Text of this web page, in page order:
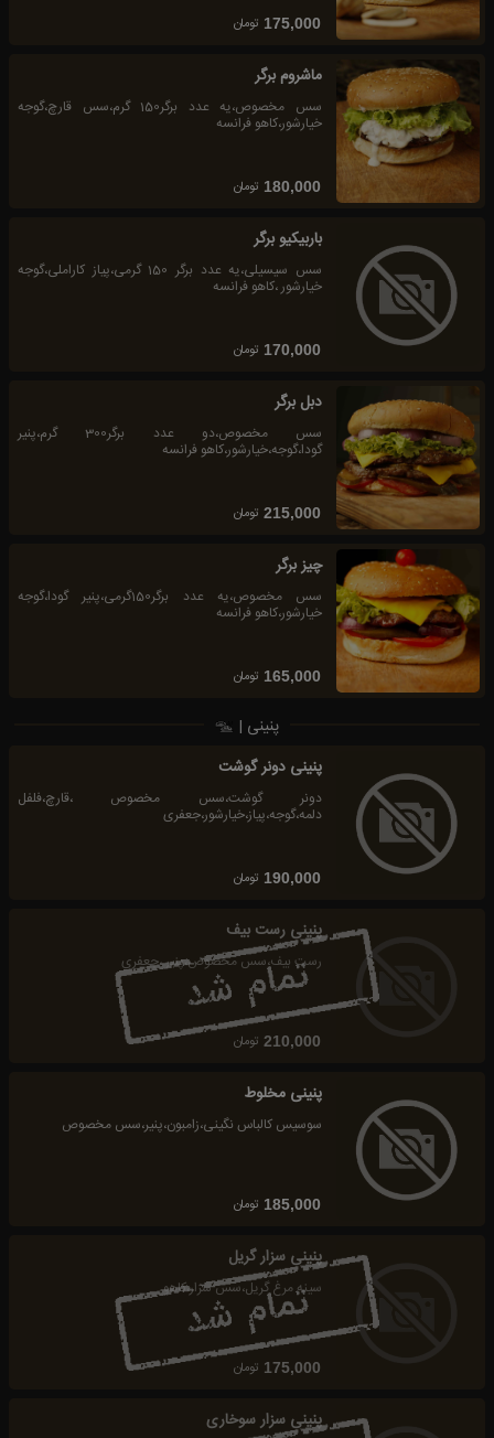
175,000 تومان
ماشروم برگر
سس مخصوص،یه عدد برگر150 گرم،سس قارچ،گوجه
خیارشور،کاهو فرانسه
180,000 تومان
باربیکیو برگر
سس سیسیلی،یه عدد برگر 150 گرمی،پیاز کاراملی،گوجه
خیارشور ،کاهو فرانسه
170,000 تومان
دبل برگر
سس مخصوص،دو عدد برگر300 گرم،پنیر
گودا،گوجه،خیارشور،کاهو فرانسه
215,000 تومان
چیز برگر
سس مخصوص،یه عدد برگر150گرمی،پنیر گودا،گوجه
خیارشور،کاهو فرانسه
165,000 تومان
پنینی |
پنینی دونر گوشت
دونر گوشت،سس مخصوص ،قارچ،فلفل
دلمه،گوجه،پیاز،خیارشور،جعفری
190,000 تومان
پنینی رست بیف
رست بیف،سس مخصوص،پنیر ،جعفری
210,000 تومان
پنینی مخلوط
سوسیس کالباس نگینی،زامبون،پنیر،سس مخصوص
185,000 تومان
پنینی سزار گریل
سینه مرغ گریل،سس سزار،کاهو
175,000 تومان
پنینی سزار سوخاری